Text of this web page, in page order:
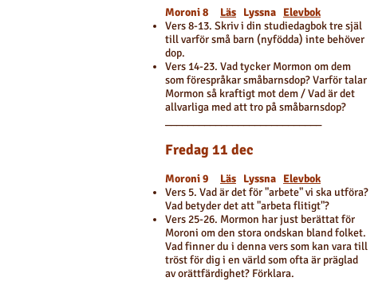
Moroni 8 Läs Lyssna Elevbok
Vers 8-13. Skriv i din studiedagbok tre själ
till varför små barn (nyfödda) inte behöver
dop.
Vers 14-23. Vad tycker Mormon om dem
som förespråkar småbarnsdop? Varför talar
Mormon så kraftigt mot dem / Vad är det
allvarliga med att tro på småbarnsdop?
Fredag 11 dec
Moroni 9 Läs Lyssna Elevbok
Vers 5. Vad är det för "arbete" vi ska utföra?
Vad betyder det att "arbeta flitigt"?
Vers 25-26. Mormon har just berättat för
Moroni om den stora ondskan bland folket.
Vad finner du i denna vers som kan vara till
tröst för dig i en värld som ofta är präglad
av orättfärdighet? Förklara.